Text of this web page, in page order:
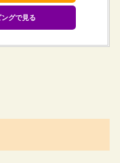
グで見る